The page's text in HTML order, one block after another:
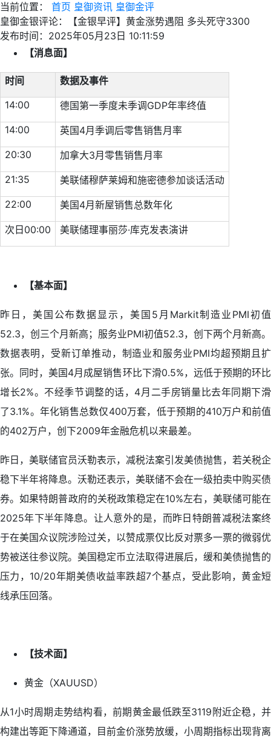
当前位置：
首页 皇御资讯 皇御金评
皇御金银评论：【金银早评】黄金涨势遇阻 多头死守3300
发布时间：2025年05月23日 10:11:59
【消息面】
时间
数据及事件
14:00
德国第一季度未季调GDP年率终值
14:00
英国4月季调后零售销售月率
20:30
加拿大3月零售销售月率
21:35
美联储穆萨莱姆和施密德参加谈话活动
22:00
美国4月新屋销售总数年化
次日00:00 美联储理事丽莎·库克发表演讲
【基本面】
昨日，美国公布数据显示，美国5月Markit制造业PMI初值
52.3，创三个月新高；服务业PMI初值52.3，创下两个月新高。
数据表明，受新订单推动，制造业和服务业PMI均超预期且扩
张。同时，美国4月成屋销售环比下滑0.5%，远低于预期的环比
增长2%。不经季节调整的话，4月二手房销量比去年同期下滑
了3.1%。年化销售总数仅400万套，低于预期的410万户和前值
的402万户，创下2009年金融危机以来最差。
昨日，美联储官员沃勒表示，减税法案引发美债抛售，若关税企
稳下半年将降息。沃勒还表示，美联储不会在一级拍卖中购买债
券。如果特朗普政府的关税政策稳定在10%左右，美联储可能在
2025年下半年降息。让人意外的是，而昨日特朗普减税法案终
于在美国众议院涉险过关，以赞成票仅比反对票多一票的微弱优
势被送往参议院。美国稳定币立法取得进展后，缓和美债抛售的
压力，10/20年期美债收益率跌超7个基点，受此影响，黄金短
线承压回落。
【技术面】
黄金（XAUUSD）
从1小时周期走势结构看，前期黄金最低跌至3119附近企稳，并
构建出等距下降通道，目前金价涨势放缓，小周期指标出现背离